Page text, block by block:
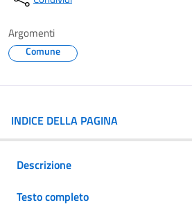
Argomenti
Comune
INDICE DELLA PAGINA
Descrizione
Testo completo